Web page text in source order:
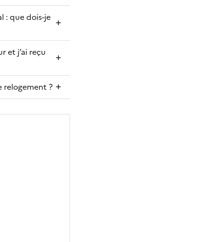
: que dois-je
et j’ai reçu
relogement ?